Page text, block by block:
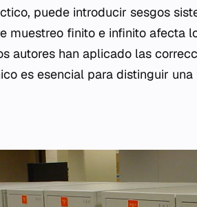
puede introducir sesgos
muestreo finito e infinito afecta
autores han aplicado las
es esencial para distinguir